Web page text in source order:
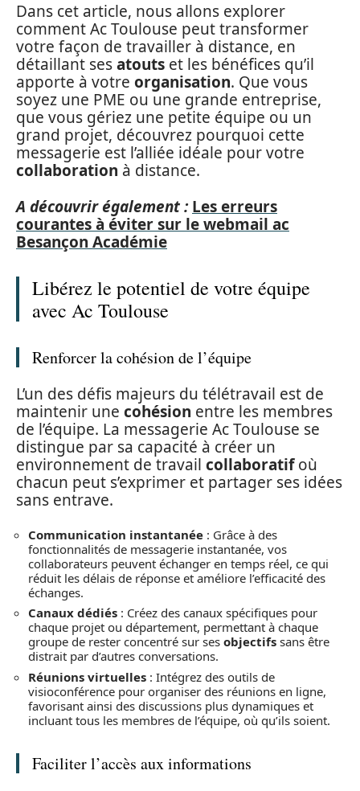
Dans cet article, nous allons explorer
comment Ac Toulouse peut transformer
votre façon de travailler à distance, en
détaillant sesatouts et les bénéfices qu’il
apporte à votre organisation. Que vous
soyez une PME ou une grande entreprise,
que vous gériez une petite équipe ou un
grand projet, découvrez pourquoi cette
messagerie est l’alliée idéale pour votre
collaboration à distance.
A découvrir également : Les erreurs
courantes à éviter sur le webmail ac
Besançon Académie
Libérez le potentiel de votre équipe
avec Ac Toulouse
Renforcer la cohésion de l’équipe
L’un des défis majeurs du télétravail est de
maintenir une cohésion entre les membres
de l’équipe. La messagerie Ac Toulouse se
distingue par sa capacité à créer un
environnement de travail collaboratifoù
chacun peut s’exprimer et partager ses idées
sans entrave.
Communication instantanée : Grâce à des
fonctionnalités de messagerie instantanée, vos
collaborateurs peuvent échanger en temps réel, ce qui
réduit les délais de réponse et améliore l’efficacité des
échanges.
Canaux dédiés : Créez des canaux spécifiques pour
chaque projet ou département, permettant à chaque
groupe de rester concentré sur ses objectifs sans être
distrait par d’autres conversations.
Réunions virtuelles : Intégrez des outils de
visioconférence pour organiser des réunions en ligne,
favorisant ainsi des discussions plus dynamiques et
incluant tous les membres de l’équipe, où qu’ils soient.
Faciliter l’accès aux informations